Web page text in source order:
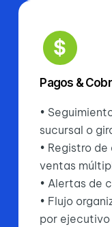
Pagos &
•
sucursal o
• Registro
ventas
• Alertas de
• Flujo
por ejecutivo